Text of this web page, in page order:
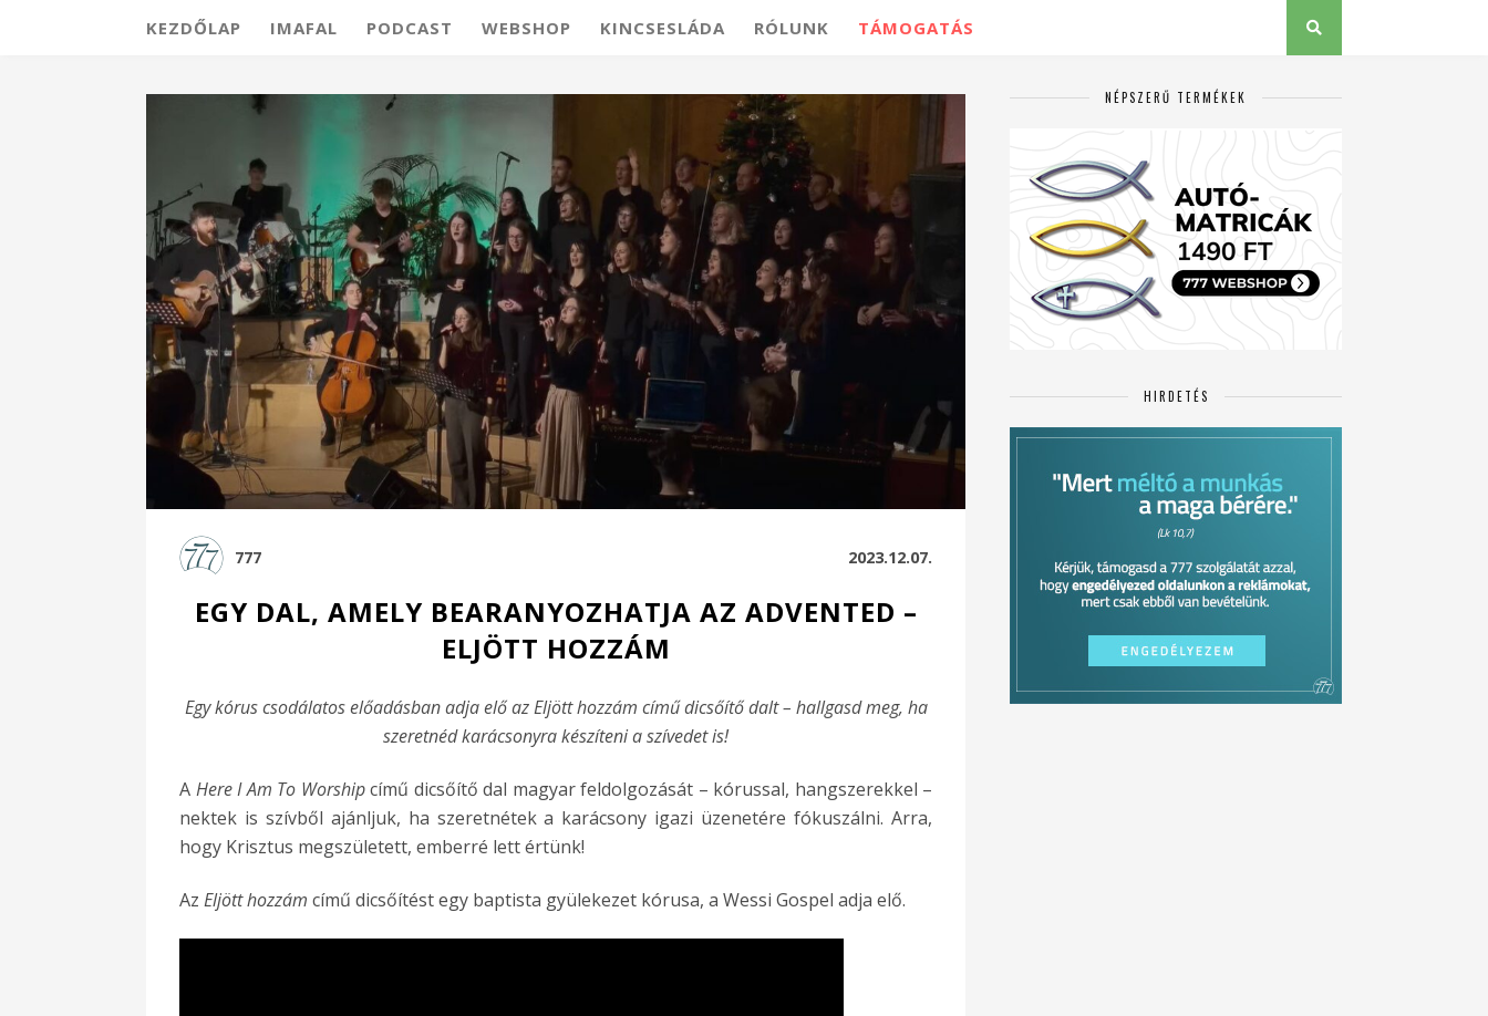
KEZDŐLAP IMAFAL PODCAST WEBSHOP KINCSESLÁDA RÓLUNK TÁMOGATÁS
777 2023.12.07.
EGY DAL, AMELY BEARANYOZHATJA AZ ADVENTED –
ELJÖTT HOZZÁM
Egy kórus csodálatos előadásban adja elő az Eljött hozzám című dicsőítő dalt – hallgasd meg, ha
szeretnéd karácsonyra készíteni a szívedet is!
A Here I Am To Worshipcímű dicsőítő dal magyar feldolgozását – kórussal, hangszerekkel –
nektek is szívből ajánljuk, ha szeretnétek a karácsony igazi üzenetére fókuszálni. Arra,
hogy Krisztus megszületett, emberré lett értünk!
Az Eljött hozzám című dicsőítést egy baptista gyülekezet kórusa, a Wessi Gospel adja elő.
NÉPSZERŰ TERMÉKEK
HIRDETÉS